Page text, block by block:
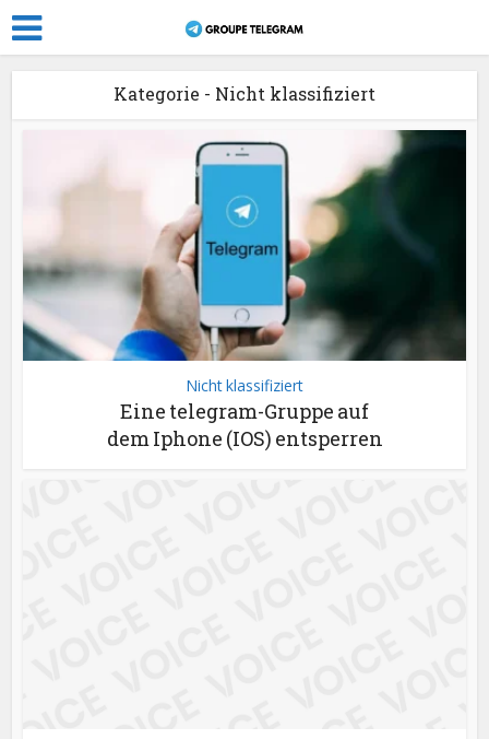
Kategorie - Nicht klassifiziert
Nicht klassifiziert
Eine telegram-Gruppe auf
dem Iphone (IOS) entsperren